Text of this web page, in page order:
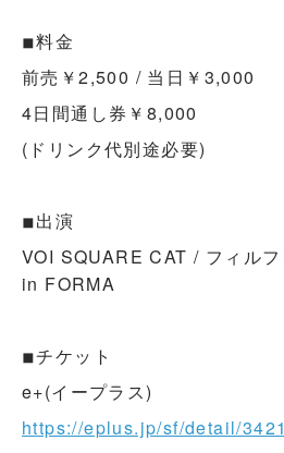
◾︎料金
前売￥2,500 / 当日￥3,000
4日間通し券￥8,000
(ドリンク代別途必要)
◾︎出演
VOI SQUARE CAT / フィル
in FORMA
◾︎チケット
e+(イープラス)
https://eplus.jp/sf/detail/